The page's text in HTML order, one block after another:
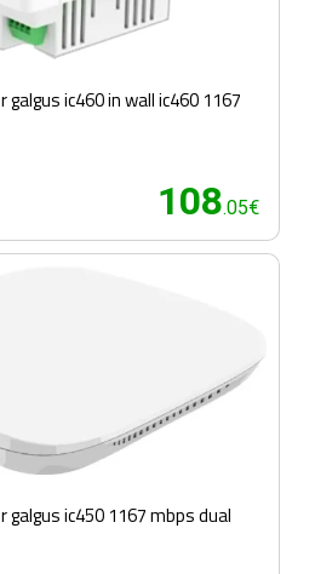
ic460 in wall ic460 1167
108.05€
galgus ic450 1167 mbps dual